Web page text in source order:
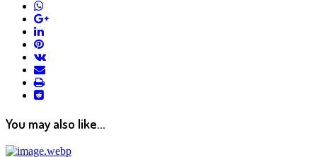
google+
linkedin
pinterest
vkontakte
email
print
reddit
reddit
You may also like...